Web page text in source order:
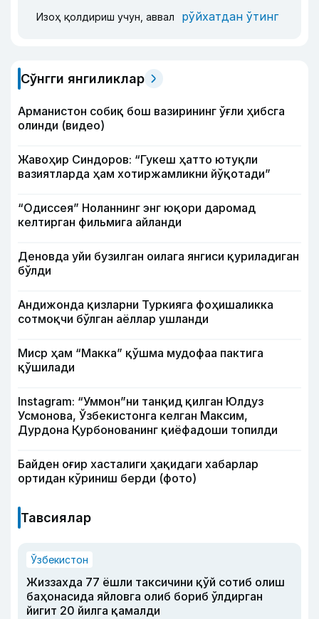
Изоҳ қолдириш учун, аввал рўйхатдан ўтинг
Сўнгги янгиликлар
Арманистон собиқ бош вазирининг ўғли ҳибсга
олинди (видео)
Жавоҳир Синдоров: “Гукеш ҳатто ютуқли
вазиятларда ҳам хотиржамликни йўқотади”
“Одиссея” Ноланнинг энг юқори даромад
келтирган фильмига айланди
Деновда уйи бузилган оилага янгиси қуриладиган
бўлди
Андижонда қизларни Туркияга фоҳишаликка
сотмоқчи бўлган аёллар ушланди
Миср ҳам “Макка” қўшма мудофаа пактига
қўшилади
Instagram: “Уммон”ни танқид қилган Юлдуз
Усмонова, Ўзбекистонга келган Максим,
Дурдона Қурбонованинг қиёфадоши топилди
Байден оғир хасталиги ҳақидаги хабарлар
ортидан кўриниш берди (фото)
Тавсиялар
Ўзбекистон
Жиззахда 77 ёшли таксичини қўй сотиб олиш
баҳонасида яйловга олиб бориб ўлдирган
йигит 20 йилга қамалди